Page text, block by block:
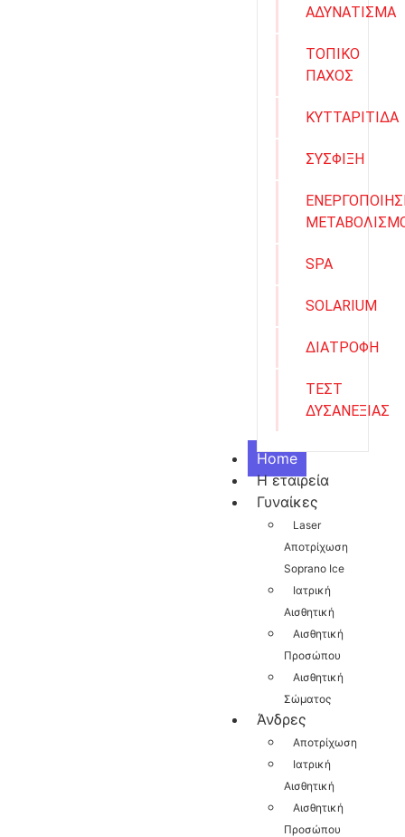
ΑΔΥΝΑΤΙΣΜΑ
ΤΟΠΙΚΟ
ΠΑΧΟΣ
ΚΥΤΤΑΡΙΤΙΔΑ
ΣΥΣΦΙΞΗ
SPA
SOLARIUM
ΔΙΑΤΡΟΦΗ
ΤΕΣΤ
ΔΥΣΑΝΕΞΙΑΣ
Home
Η εταιρεία
Γυναίκες
Laser
Αποτρίχωση
Soprano Ice
Ιατρική
Αισθητική
Αισθητική
Προσώπου
Αισθητική
Σώματος
Άνδρες
Αποτρίχωση
Ιατρική
Αισθητική
Αισθητική
Προσώπου